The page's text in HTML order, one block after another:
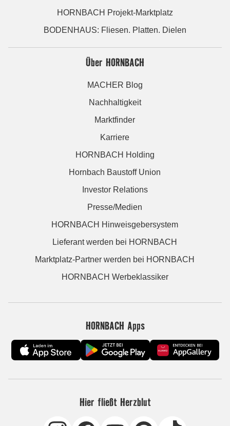
HORNBACH Projekt-Marktplatz
BODENHAUS: Fliesen. Platten. Dielen
Über HORNBACH
MACHER Blog
Nachhaltigkeit
Marktfinder
Karriere
HORNBACH Holding
Hornbach Baustoff Union
Investor Relations
Presse/Medien
HORNBACH Hinweisgebersystem
Lieferant werden bei HORNBACH
Marktplatz-Partner werden bei HORNBACH
HORNBACH Werbeklassiker
HORNBACH Apps
Hier fließt Herzblut